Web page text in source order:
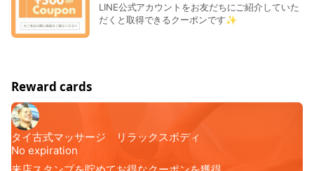
LINE公式アカウントをお友だちにご紹介していた
だくと取得できるクーポンです✨
Reward cards